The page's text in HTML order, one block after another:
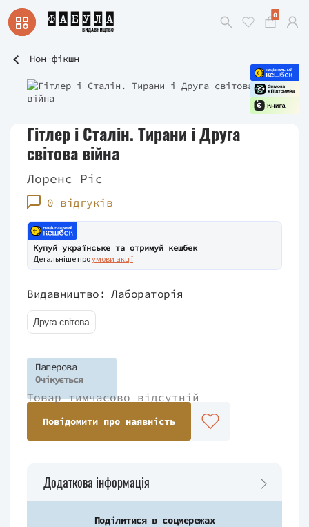
0
Нон-фікшн
Гітлер і Сталін. Тирани і Друга
світова війна
Лоренс Ріс
0 відгуків
Купуй українське та отримуй кешбек
Детальніше проумови акції
Видавництво: Лабораторія
Друга світова
Паперова
Очікується
Товар тимчасово відсутній
Повідомити про наявність
Додаткова інформація
Поділитися в соцмережах